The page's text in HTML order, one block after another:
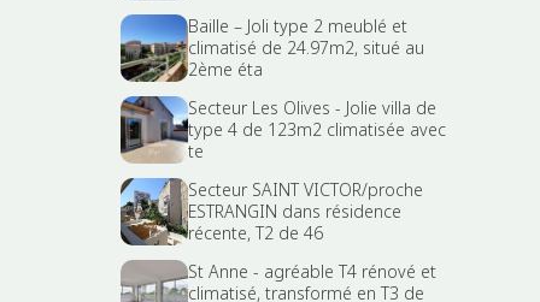
Baille – Joli type 2 meublé et
climatisé de 24.97m2, situé au
2ème éta
Secteur Les Olives - Jolie villa de
type 4 de 123m2 climatisée avec
te
Secteur SAINT VICTOR/proche
ESTRANGIN dans résidence
récente, T2 de 46
St Anne - agréable T4 rénové et
climatisé, transformé en T3 de